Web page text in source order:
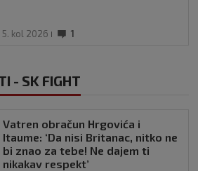
5. kol 2026 1
- SK FIGHT
Vatren obračun Hrgovića i
Itaume: ‘Da nisi Britanac, nitko ne
bi znao za tebe! Ne dajem ti
nikakav respekt’